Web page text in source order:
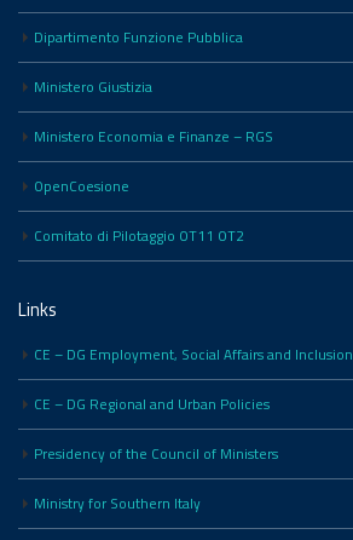
Dipartimento Funzione Pubblica
Ministero Giustizia
Ministero Economia e Finanze – RGS
OpenCoesione
Comitato di Pilotaggio OT11 OT2
Links
CE – DG Employment, Social Affairs and Inclusion
CE – DG Regional and Urban Policies
Presidency of the Council of Ministers
Ministry for Southern Italy